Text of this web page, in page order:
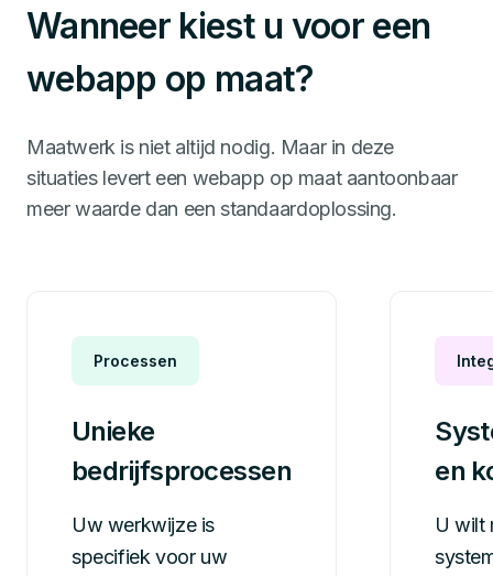
Wanneer kiest u voor een
webapp op maat?
Maatwerk is niet altijd nodig. Maar in deze
situaties levert een webapp op maat aantoonbaar
meer waarde dan een standaardoplossing.
Processen
Unieke
bedrijfsprocessen
Uw werkwijze is
specifiek voor uw
en
U wilt